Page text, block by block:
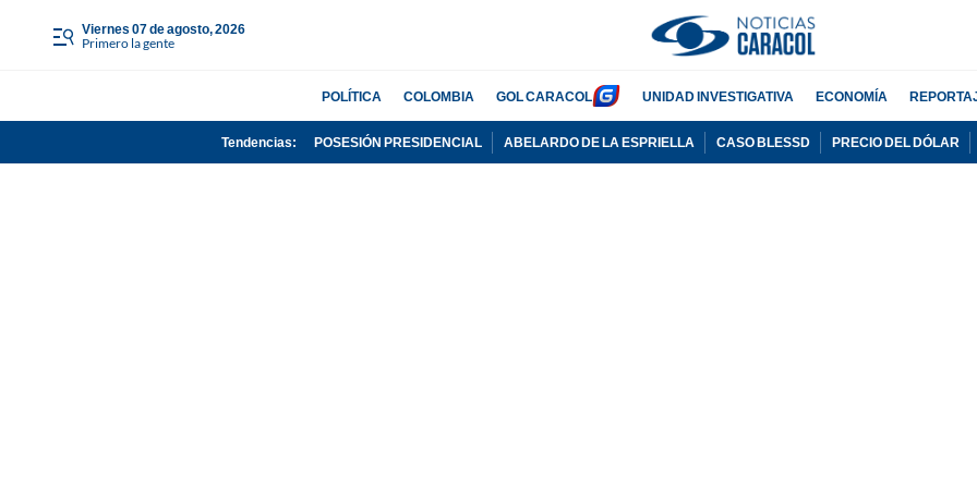
viernes 07 de agosto, 2026
Primero la gente
POLÍTICA COLOMBIA GOL CARACOL UNIDAD INVESTIGATIVA ECONOMÍA
Tendencias: POSESIÓN PRESIDENCIAL ABELARDO DE LA ESPRIELLA CASO BLESSD PRECIO DEL DÓLAR